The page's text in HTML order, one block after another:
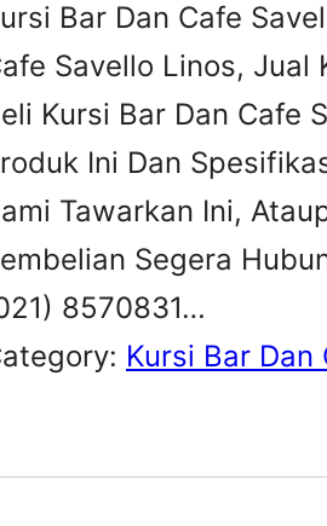
Bar Dan Cafe
Savello Linos, Jual
Kursi Bar Dan Cafe
Ini Dan
Tawarkan Ini,
Segera
8570831…
Kursi Bar Dan